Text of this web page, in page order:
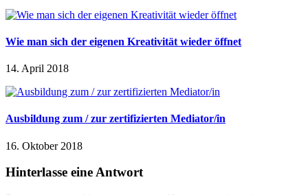
Wie man sich der eigenen Kreativität wieder öffnet
14. April 2018
Ausbildung zum / zur zertifizierten Mediator/in
16. Oktober 2018
Hinterlasse eine Antwort